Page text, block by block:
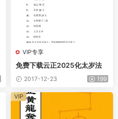
VIP专享
免费下载云正2025化太岁法
2017-12-23 199
VIP